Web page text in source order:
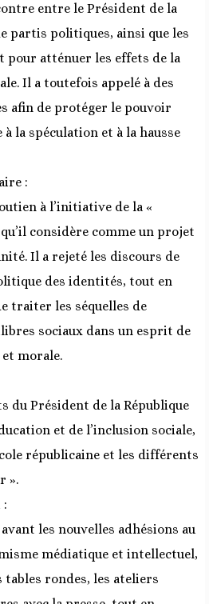
entre le Président de la
partis politiques, ainsi que les
pour atténuer les effets de la
Il a toutefois appelé à des
afin de protéger le pouvoir
à la spéculation et à la hausse
:
à l’initiative de la «
considère comme un projet
Il a rejeté les discours de
des identités, tout en
traiter les séquelles de
sociaux dans un esprit de
morale.
du Président de la République
et de l’inclusion sociale,
républicaine et les différents
».
:
les nouvelles adhésions au
médiatique et intellectuel,
rondes, les ateliers